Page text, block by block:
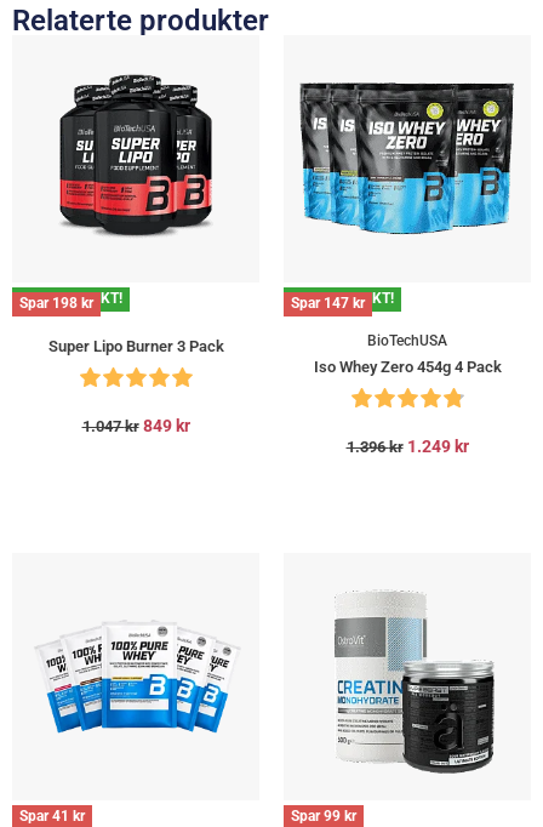
Relaterte produkter
GRATIS FRAKT!
Spar 198 kr
Super Lipo Burner 3 Pack
1.047kr 849 kr
GRATIS FRAKT!
Spar 147 kr
BioTechUSA
Iso Whey Zero 454g 4 Pack
1.396kr 1.249 kr
Spar41 kr Spar99 kr